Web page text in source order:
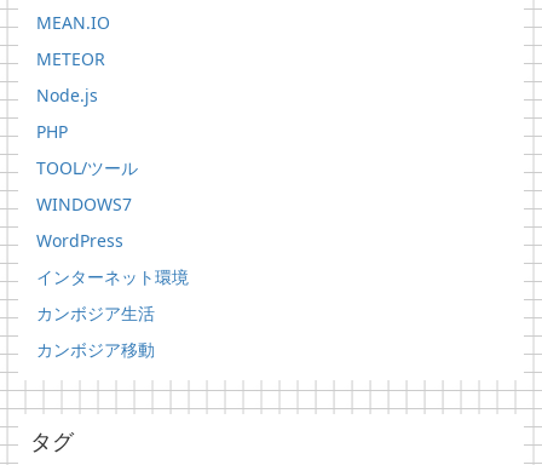
MEAN.IO
METEOR
Node.js
PHP
TOOL/ツール
WINDOWS7
WordPress
インターネット環境
カンボジア生活
カンボジア移動
タグ